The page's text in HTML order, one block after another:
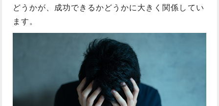
どうかが、成功できるかどうかに大きく関係してい
ます。